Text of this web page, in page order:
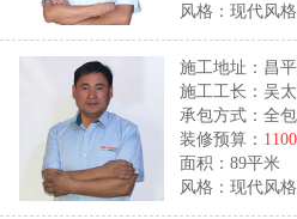
风格：现代风格
施工地址：昌
施工工长：吴
承包方式：全包
装修预算：
面积：89平米
风格：现代风格